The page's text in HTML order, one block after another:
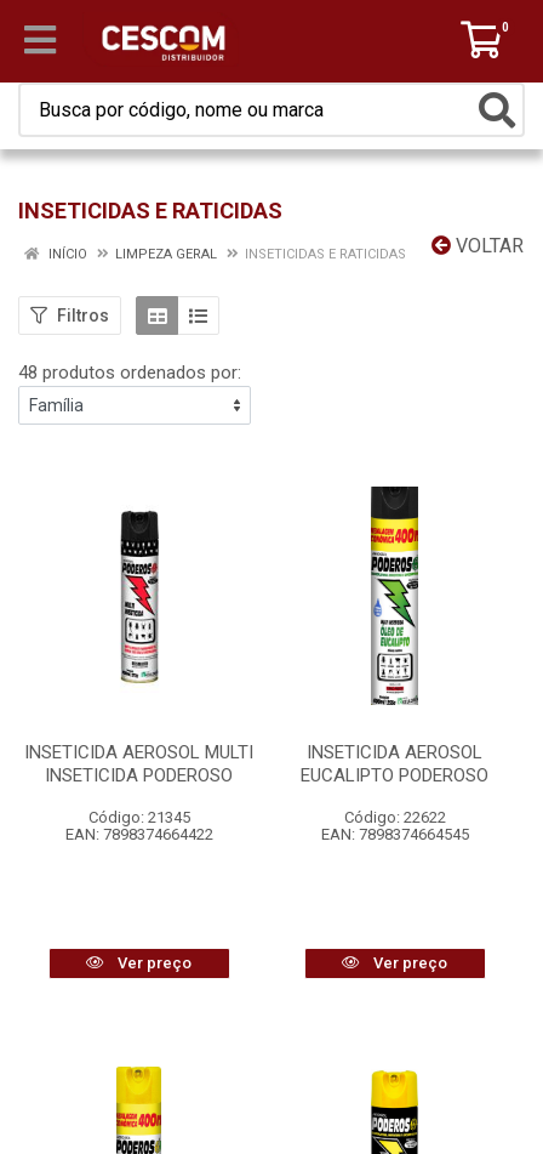
0
INSETICIDAS E RATICIDAS
VOLTAR
INÍCIO LIMPEZA GERAL INSETICIDAS E RATICIDAS
Filtros
48 produtos ordenados por:
INSETICIDA AEROSOL MULTI
INSETICIDA PODEROSO
Código: 21345
EAN: 7898374664422
Ver preço
INSETICIDA AEROSOL
EUCALIPTO PODEROSO
Código: 22622
EAN: 7898374664545
Ver preço